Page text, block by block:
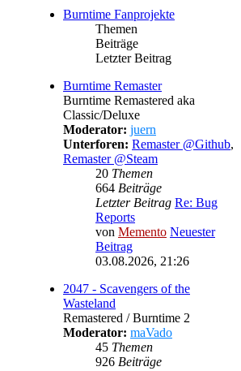
Burntime Fanprojekte
Themen
Beiträge
Letzter Beitrag
Burntime Remaster
Burntime Remastered aka
Classic/Deluxe
Moderator: juern
Unterforen: Remaster @Github,
Remaster @Steam
20 Themen
664 Beiträge
Letzter Beitrag Re: Bug
Reports
von Memento Neuester
Beitrag
03.08.2026, 21:26
2047 - Scavengers of the
Wasteland
Remastered / Burntime 2
Moderator: maVado
45 Themen
926 Beiträge